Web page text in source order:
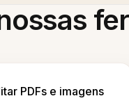
PDFs e imagens